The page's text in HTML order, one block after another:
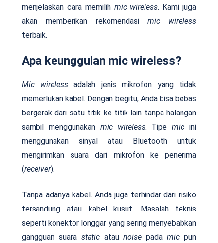
menjelaskan cara memilih mic wireless. Kami juga
akan memberikan rekomendasi mic wireless
terbaik.
Apa keunggulan mic wireless?
Mic wireless adalah jenis mikrofon yang tidak
memerlukan kabel. Dengan begitu, Anda bisa bebas
bergerak dari satu titik ke titik lain tanpa halangan
sambil menggunakan mic wireless. Tipemic ini
menggunakan sinyal atau Bluetooth untuk
mengirimkan suara dari mikrofon ke penerima
(receiver).
Tanpa adanya kabel, Anda juga terhindar dari risiko
tersandung atau kabel kusut. Masalah teknis
seperti konektor longgar yang sering menyebabkan
gangguan suara staticataunoise padamic pun